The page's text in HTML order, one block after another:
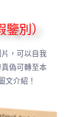
別）
，可以自我
偽可轉至本
文介紹！